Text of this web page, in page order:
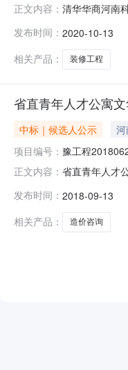
正文内容： 清华华商河南
公司天图建工
发布时间： 2020-10-13
相关产品：
装修工程
省直青年人才公寓
中标｜候选人公示
项目编号： 豫工程
正文内容： 省直青年人才
有限公司河南
合国家
发布时间： 2018-09-13
相关产品：
造价咨询